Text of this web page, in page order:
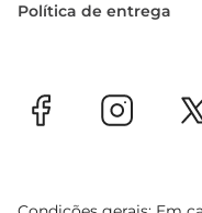
Política de entrega